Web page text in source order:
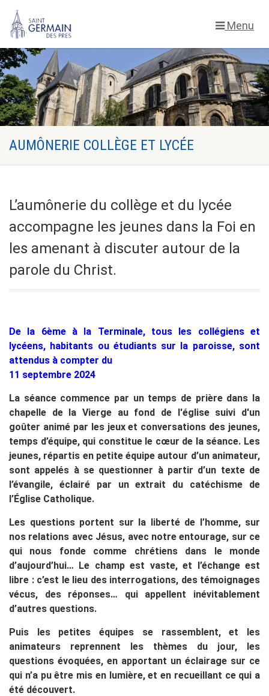
Menu
AUMÔNERIE COLLÈGE ET LYCÉE
L’aumônerie du collège et du lycée
accompagne les jeunes dans la Foi en
les amenant à discuter autour de la
parole du Christ.
De la 6ème à la Terminale, tous les collégiens et
lycéens, habitants ou étudiants sur la paroisse, sont
attendus à compter du
11 septembre 2024
La séance commence par un temps de prière dans la
chapelle de la Vierge au fond de l'église suivi d'un
goûter animé par les jeux et conversations des jeunes,
temps d’équipe, qui constitue le cœur de la séance. Les
jeunes, répartis en petite équipe autour d’un animateur,
sont appelés à se questionner à partir d’un texte de
l’évangile, éclairé par un extrait du catéchisme de
l’Église Catholique.
Les questions portent sur la liberté de l’homme, sur
nos relations avec Jésus, avec notre entourage, sur ce
qui nous fonde comme chrétiens dans le monde
d’aujourd’hui… Le champ est vaste, et l’échange est
libre : c’est le lieu des interrogations, des témoignages
vécus, des réponses… qui appellent inévitablement
d’autres questions.
Puis les petites équipes se rassemblent, et les
animateurs reprennent les thèmes du jour, les
questions évoquées, en apportant un éclairage sur ce
qui n’a pu être mis en lumière, et en recueillant ce qui a
été découvert.